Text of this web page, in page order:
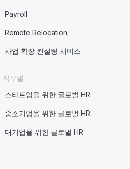
Payroll
Remote Relocation
사업 확장 컨설팅 서비스
직무별
스타트업을 위한 글로벌 HR
중소기업을 위한 글로벌 HR
대기업을 위한 글로벌 HR